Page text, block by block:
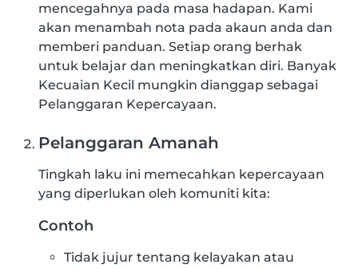
mencegahnya pada masa hadapan. Kami
akan menambah nota pada akaun anda dan
memberi panduan. Setiap orang berhak
untuk belajar dan meningkatkan diri. Banyak
Kecuaian Kecil mungkin dianggap sebagai
Pelanggaran Kepercayaan.
Pelanggaran Amanah
Tingkah laku ini memecahkan kepercayaan
yang diperlukan oleh komuniti kita:
Contoh
Tidak jujur tentang kelayakan atau